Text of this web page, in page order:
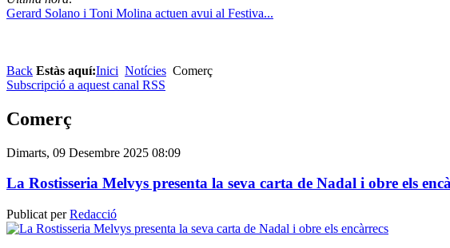
Gerard Solano i Toni Molina actuen avui al Festiva...
Back Estàs aquí:Inici Notícies Comerç
Subscripció a aquest canal RSS
Comerç
Dimarts, 09 Desembre 2025 08:09
La Rostisseria Melvys presenta la seva carta de Nadal i obre els
Publicat perRedacció